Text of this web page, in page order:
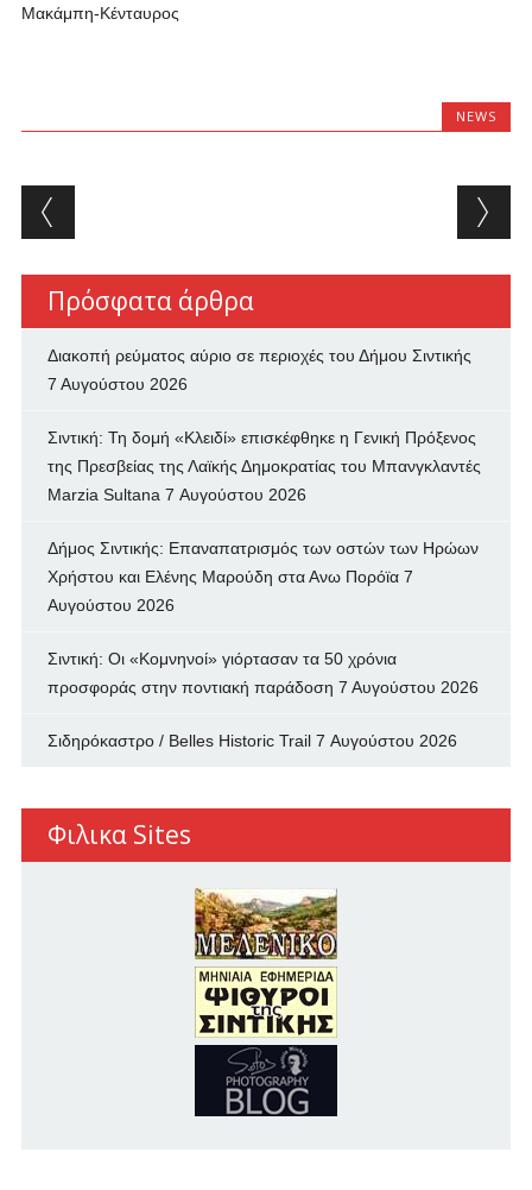
Μακάμπη-Κένταυρος
NEWS
Post navigation
Πρόσφατα άρθρα
Διακοπή ρεύματος αύριο σε περιοχές του Δήμου Σιντικής
7 Αυγούστου 2026
Σιντική: Τη δομή «Κλειδί» επισκέφθηκε η Γενική Πρόξενος
της Πρεσβείας της Λαϊκής Δημοκρατίας του Μπανγκλαντές
Marzia Sultana 7 Αυγούστου 2026
Δήμος Σιντικής: Επαναπατρισμός των oστών των Ηρώων
Χρήστου και Ελένης Μαρούδη στα Ανω Πορόϊα 7
Αυγούστου 2026
Σιντική: Οι «Κομνηνοί» γιόρτασαν τα 50 χρόνια
προσφοράς στην ποντιακή παράδοση 7 Αυγούστου 2026
Σιδηρόκαστρο / Belles Historic Trail 7 Αυγούστου 2026
Φιλικα Sites